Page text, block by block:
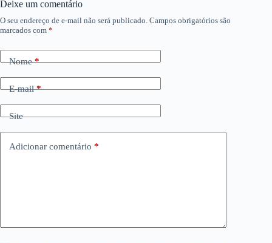
Deixe um comentário
O seu endereço de e-mail não será publicado. Campos obrigatórios são
marcados com *
Nome*
E-mail*
Site
Adicionar comentário *